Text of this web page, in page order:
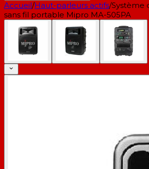
Accueil/Haut-parleurs actifs/Système
sans fil portable Mipro MA-505PA